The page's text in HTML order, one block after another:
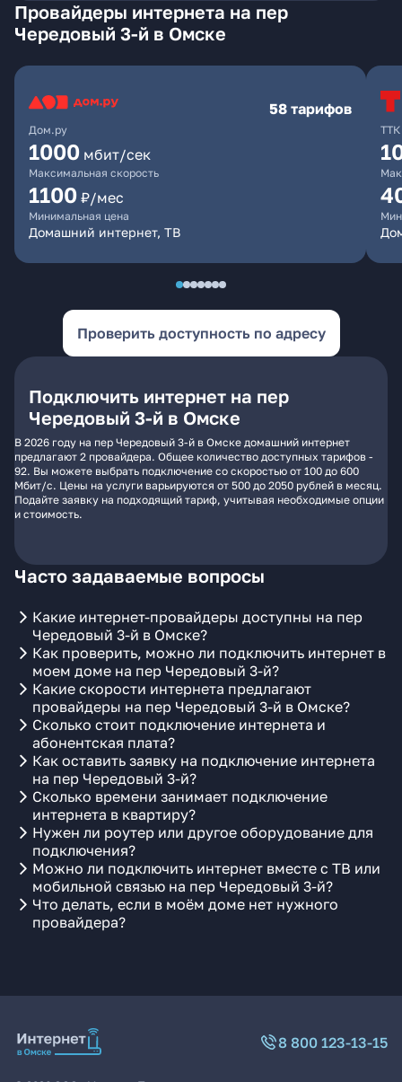
Провайдеры интернета на пер
Чередовый 3-й в Омске
Дом.ру
58 тарифов
1000 мбит/сек
Максимальная скорость
1100 ₽/мес
Минимальная цена
Домашний интернет, ТВ
ТТК
Проверить доступность по адресу
Подключить интернет на пер
Чередовый 3-й в Омске
В 2026 году на пер Чередовый 3-й в Омске домашний интернет
предлагают 2 провайдера. Общее количество доступных тарифов -
92. Вы можете выбрать подключение со скоростью от 100 до 600
Мбит/с. Цены на услуги варьируются от 500 до 2050 рублей в месяц.
Подайте заявку на подходящий тариф, учитывая необходимые опции
и стоимость.
Часто задаваемые вопросы
Какие интернет-провайдеры доступны на пер
Чередовый 3-й в Омске?
Как проверить, можно ли подключить интернет в
моем доме на пер Чередовый 3-й?
Какие скорости интернета предлагают
провайдеры на пер Чередовый 3-й в Омске?
Сколько стоит подключение интернета и
абонентская плата?
Как оставить заявку на подключение интернета
на пер Чередовый 3-й?
Сколько времени занимает подключение
интернета в квартиру?
Нужен ли роутер или другое оборудование для
подключения?
Можно ли подключить интернет вместе с ТВ или
мобильной связью на пер Чередовый 3-й?
Что делать, если в моём доме нет нужного
провайдера?
8 800 123-13-15